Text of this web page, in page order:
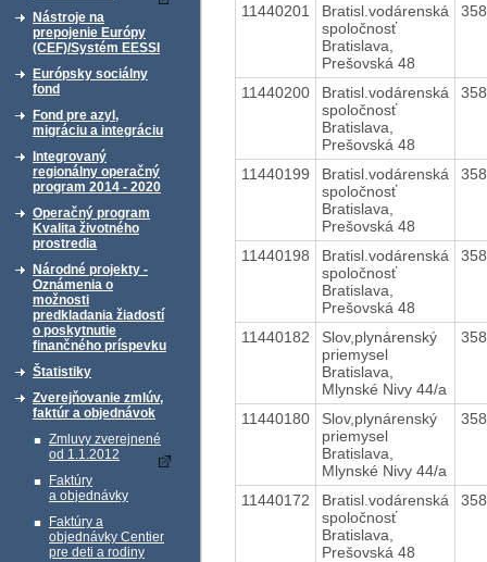
Nástroje na
prepojenie Európy
(CEF)/Systém EESSI
Európsky sociálny
fond
Fond pre azyl,
migráciu a integráciu
Integrovaný
regionálny operačný
program 2014 - 2020
Operačný program
Kvalita životného
prostredia
Národné projekty -
Oznámenia o
možnosti
predkladania žiadostí
o poskytnutie
finančného príspevku
Štatistiky
Zverejňovanie zmlúv,
faktúr a objednávok
Zmluvy zverejnené
od 1.1.2012
Faktúry
a objednávky
Faktúry a
objednávky Centier
pre deti a rodiny
11440201
Bratisl.vodárenská
spoločnosť
Bratislava,
Prešovská 48
11440200
Bratisl.vodárenská
spoločnosť
Bratislava,
Prešovská 48
11440199
Bratisl.vodárenská
spoločnosť
Bratislava,
Prešovská 48
11440198
Bratisl.vodárenská
spoločnosť
Bratislava,
Prešovská 48
11440182
Slov,plynárenský
priemysel
Bratislava,
Mlynské Nivy 44/a
11440180
Slov,plynárenský
priemysel
Bratislava,
Mlynské Nivy 44/a
11440172
Bratisl.vodárenská
spoločnosť
Bratislava,
Prešovská 48